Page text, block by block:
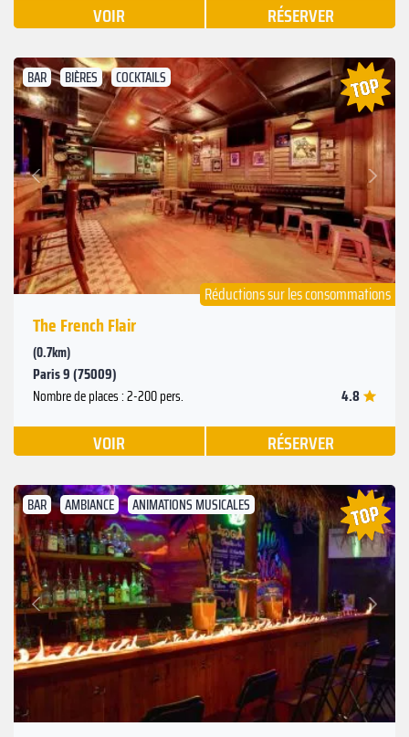
VOIR RÉSERVER
BAR BIÈRES COCKTAILS
Précédent
Suivant
Réductions sur les consommations
The French Flair
(0.7km)
Paris 9 (75009)
Nombre de places : 2-200 pers. 4.8
VOIR RÉSERVER
BAR AMBIANCE ANIMATIONS MUSICALES
Précédent
Suivant